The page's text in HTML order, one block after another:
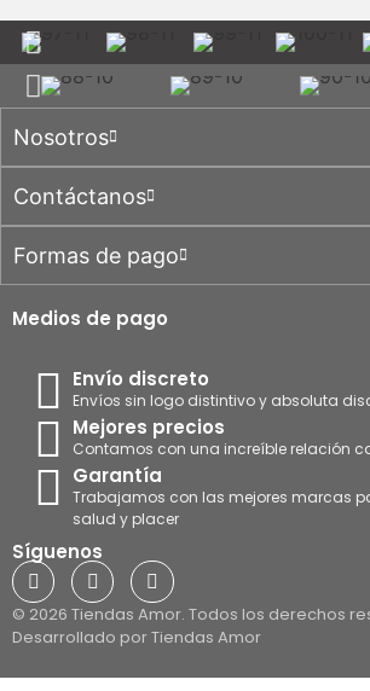
Nosotros
Contáctanos
Formas de pago
Medios de pago
Envío discreto
Envíos sin logo distintivo y absoluta
Mejores precios
Contamos con una increíble relación
Garantía
Trabajamos con las mejores marcas
salud y placer
Síguenos
© 2026 Tiendas Amor. Todos los derechos
Desarrollado por Tiendas Amor